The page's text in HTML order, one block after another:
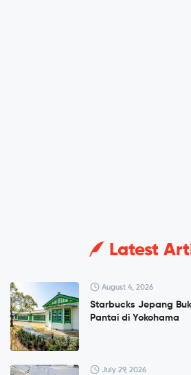
Latest
August 4, 2026
Starbucks Jepang
Pantai di Yokohama
July 29, 2026